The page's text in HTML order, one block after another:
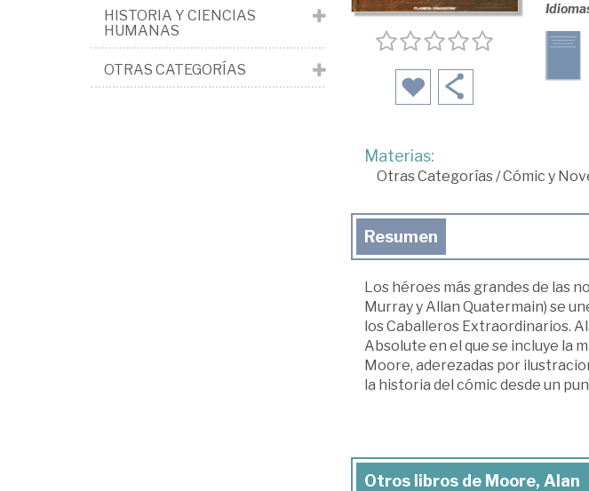
Materias:
Otras Categorías/Cómic y
Resumen
Los héroes más grandes de las
Murray y Allan Quatermain) se
los Caballeros Extraordinarios.
Absolute en el que se incluye la
Moore, aderezadas por
la historia del cómic desde un
Otros libros de Moore, Alan
HISTORIA Y CIENCIAS
HUMANAS
OTRAS CATEGORÍAS